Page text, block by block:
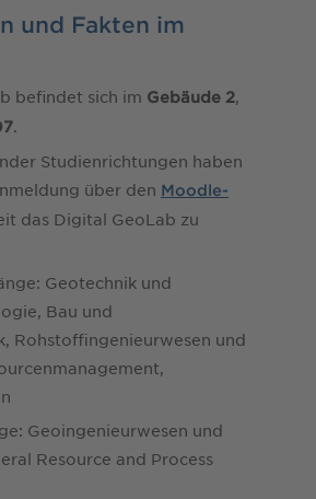
und Fakten im
befindet sich im Gebäude 2
Studienrichtungen haben
über den Moodle-
das Digital GeoLab zu
Geotechnik und
Bau und
Rohstoffingenieurwesen und
Geoingenieurwesen und
Resource and Process